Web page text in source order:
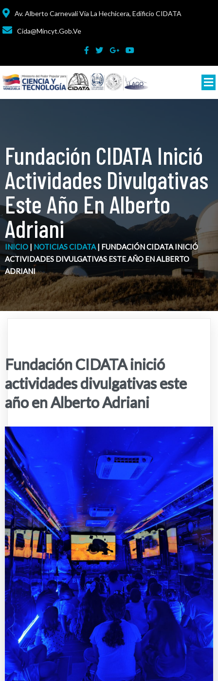
Av. Alberto Carnevali Vía La Hechicera, Edificio CIDATA
Cida@mincyt.gob.ve
Fundación CIDATA Inició
Actividades Divulgativas
Este Año En Alberto
Adriani
INICIO | NOTICIAS CIDATA | FUNDACIÓN CIDATA INICIÓ
ACTIVIDADES DIVULGATIVAS ESTE AÑO EN ALBERTO
ADRIANI
Fundación CIDATA inició
actividades divulgativas este
año en Alberto Adriani